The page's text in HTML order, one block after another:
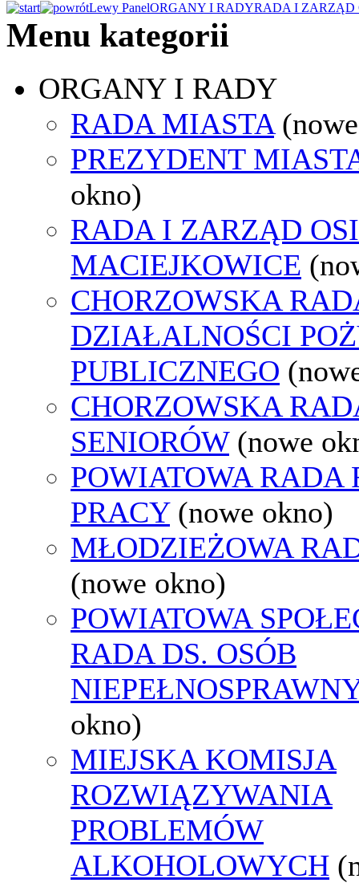
Lewy PanelORGANY I RADYRADA I ZARZĄD
Menu kategorii
ORGANY I RADY
RADA MIASTA
PREZYDENT
okno)
RADA I ZARZĄD
MACIEJKOWICE
CHORZOWSKA
DZIAŁALNOŚCI
PUBLICZNEGO
CHORZOWSKA
SENIORÓW (nowe
POWIATOWA RADA
PRACY (nowe okno)
MŁODZIEŻOWA
(nowe okno)
POWIATOWA
RADA DS. OSÓB
okno)
MIEJSKA KOMISJA
ROZWIĄZYWANIA
PROBLEMÓW
ALKOHOLOWYCH